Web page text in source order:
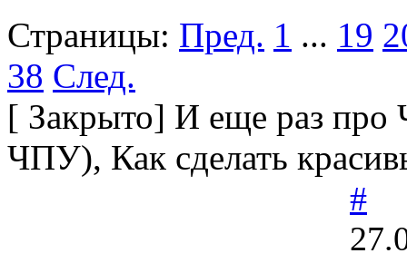
Страницы: Пред. 1 ... 19
38 След.
[ Закрыто] И еще раз про
ЧПУ), Как сделать
#